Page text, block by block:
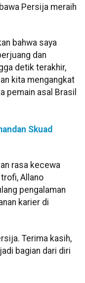
Persija meraih
bahwa saya
dan
detik terakhir,
kita mengangkat
pemain asal Brasil
Skuad
rasa kecewa
Allano
pengalaman
karier di
Terima kasih,
bagian dari diri